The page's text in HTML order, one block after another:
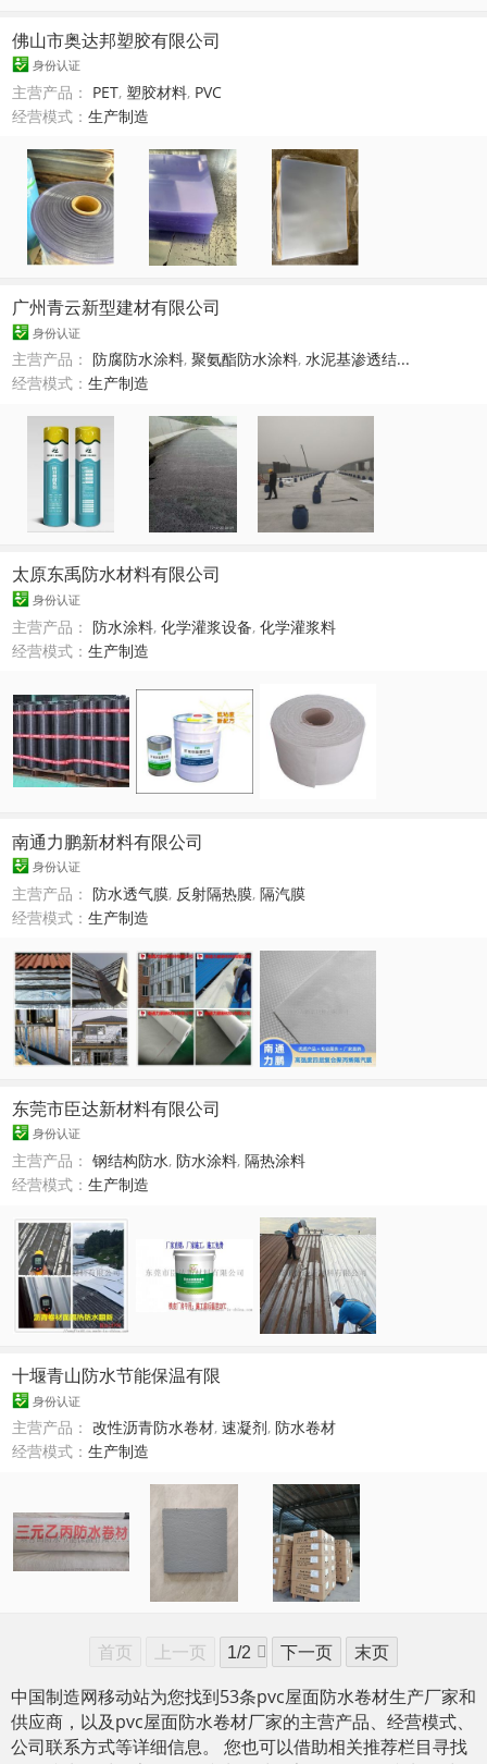
佛山市奥达邦塑胶有限公司
身份认证
主营产品： PET, 塑胶材料, PVC
经营模式：生产制造
广州青云新型建材有限公司
身份认证
主营产品：防腐防水涂料,聚氨酯防水涂料,水泥基渗透结...
经营模式：生产制造
太原东禹防水材料有限公司
身份认证
主营产品：防水涂料,化学灌浆设备,化学灌浆料
经营模式：生产制造
南通力鹏新材料有限公司
身份认证
主营产品：防水透气膜, 反射隔热膜,隔汽膜
经营模式：生产制造
东莞市臣达新材料有限公司
身份认证
主营产品：钢结构防水,防水涂料,隔热涂料
经营模式：生产制造
十堰青山防水节能保温有限
身份认证
主营产品：改性沥青防水卷材,速凝剂 , 防水卷材
经营模式：生产制造
首页 上一页 下一页
末页
中国制造网移动站为您找到53条pvc屋面防水卷材生产厂家和
供应商，以及pvc屋面防水卷材厂家的主营产品、经营模式、
公司联系方式等详细信息。 您也可以借助相关推荐栏目寻找